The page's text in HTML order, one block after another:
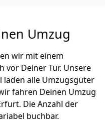
Umzug
wir mit einem
Deiner Tür. Unsere
alle Umzugsgüter
fahren Deinen Umzug
Die Anzahl der
buchbar.